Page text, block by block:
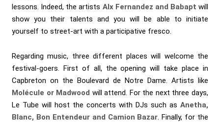
lessons. Indeed, the artists Alx Fernandez and Babapt will
show you their talents and you will be able to initiate
yourself to street-art with a participative fresco.
Regarding music, three different places will welcome the
festival-goers. First of all, the opening will take place in
Capbreton on the Boulevard de Notre Dame. Artists like
Molécule or Madwood will attend. For the next three days,
Le Tube will host the concerts with DJs such as Anetha,
Blanc, Bon Entendeur and Camion Bazar . Finally, for the